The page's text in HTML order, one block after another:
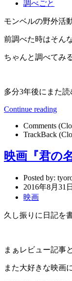
調べごと
モンベルの野外活
前調べた時はそん
ちゃんと調べてみ
多分3年後にまた読
Continue reading
Comments
TrackBack
映画『君の
Posted by:
2016年8月31
映画
久し振りに日記を
まぁレビュー記事
また大好きな映画